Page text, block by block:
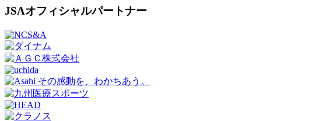
JSAオフィシャルパートナー